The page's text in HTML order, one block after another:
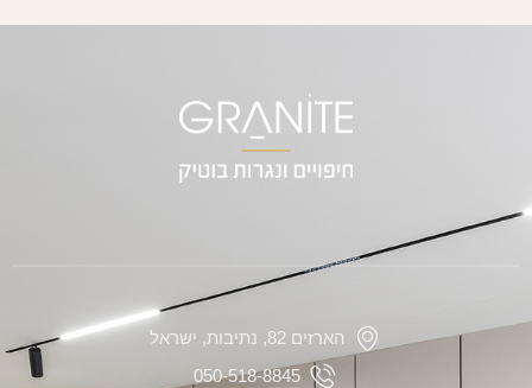
הארזים 82, נתיבות, ישראל
050-518-8845